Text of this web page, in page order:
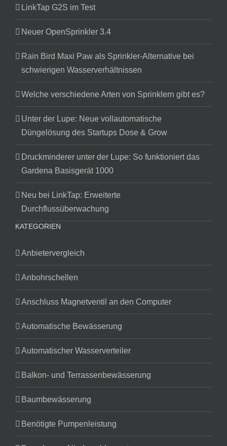
LinkTap G2S im Test
Neuer OpenSprinkler 3.4
Rain Bird Maxi Paw als Sprinkler-Alternative bei
schwierigen Wasserverhältnissen
Welche verschiedene Arten von Sprinklern gibt es?
Unter der Lupe: Neue vollautomatische
Düngelösung des Startups Dose & Grow
Druckminderer unter der Lupe: So funktioniert das
Gardena Basisgerät 1000
Neu bei LinkTap: Erweiterte
Durchflussüberwachung
KATEGORIEN
Anbietervergleich
Anbohrschellen
Anschluss Magnetventil an den Computer
Automatische Bewässerung
Automatischer Wasserverteiler
Balkon- und Terrassenbewässerung
Baumbewässerung
Benötigte Pumpenleistung